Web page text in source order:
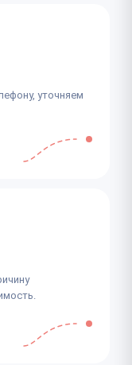
уточняем